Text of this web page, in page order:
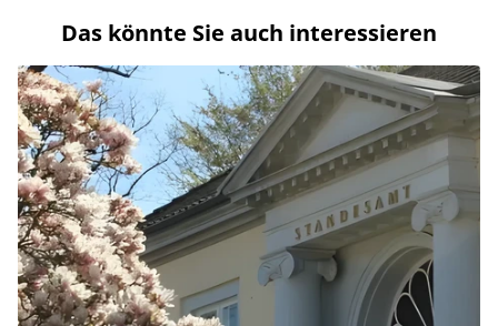
Das könnte Sie auch interessieren